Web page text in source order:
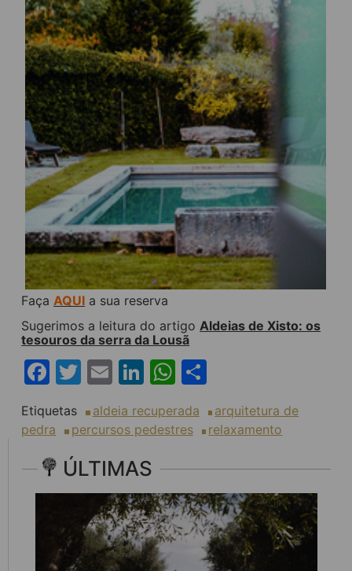
Faça AQUI a sua reserva
Sugerimos a leitura do artigo Aldeias de Xisto: os
tesouros da serra da Lousã
Facebook
Twitter
EmailLinkedIn
WhatsApp
Etiquetas aldeia recuperada
arquitetura de
pedra
percursos pedestres relaxamento
ÚLTIMAS